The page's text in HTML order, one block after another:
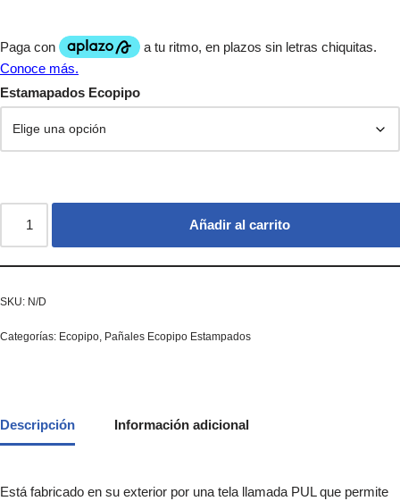
Estamapados Ecopipo
Añadir al carrito
SKU: N/D
Categorías: Ecopipo Pañales Ecopipo Estampados
Descripción Información adicional
Está fabricado en su exterior por una tela llamada PUL que permite